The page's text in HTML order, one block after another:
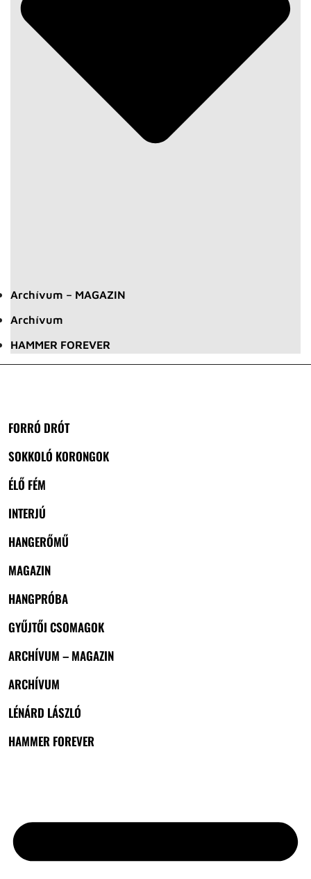
Archívum – MAGAZIN
Archívum
HAMMER FOREVER
FORRÓ DRÓT
SOKKOLÓ KORONGOK
ÉLŐ FÉM
INTERJÚ
HANGERŐMŰ
MAGAZIN
HANGPRÓBA
GYŰJTŐI CSOMAGOK
ARCHÍVUM – MAGAZIN
ARCHÍVUM
LÉNÁRD LÁSZLÓ
HAMMER FOREVER